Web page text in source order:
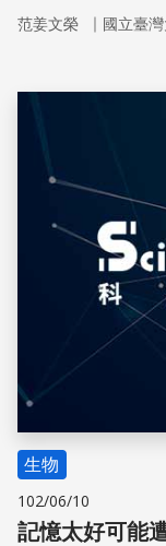
色螢光蛋白質，但
與膽紅素彼此結合
接定量測定人體
范姜文榮 ｜ 國立臺
生物
102/06/10
記憶太好可能